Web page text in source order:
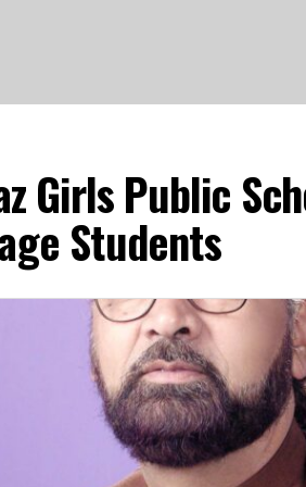
Girls Public
Students"